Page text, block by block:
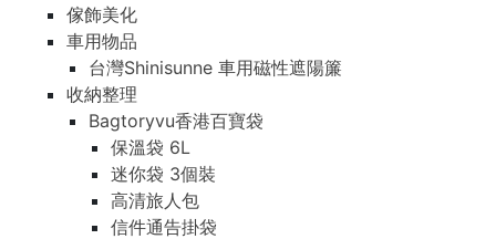
傢飾美化
車用物品
台灣Shinisunne 車用磁性遮陽簾
收納整理
Bagtoryvu香港百寶袋
保溫袋 6L
迷你袋 3個裝
高清旅人包
信件通告掛袋